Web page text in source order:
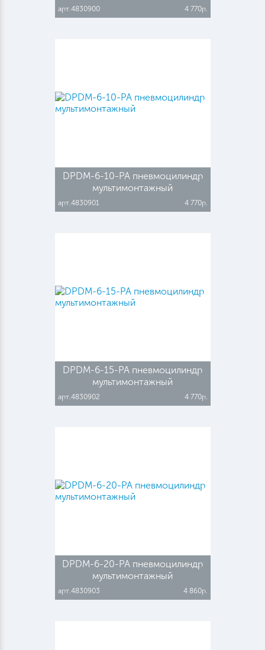
арт.4830900 4 770р.
DPDM-6-10-PA пневмоцилиндр
мультимонтажный
арт.4830901 4 770р.
DPDM-6-15-PA пневмоцилиндр
мультимонтажный
арт.4830902 4 770р.
DPDM-6-20-PA пневмоцилиндр
мультимонтажный
арт.4830903 4 860р.